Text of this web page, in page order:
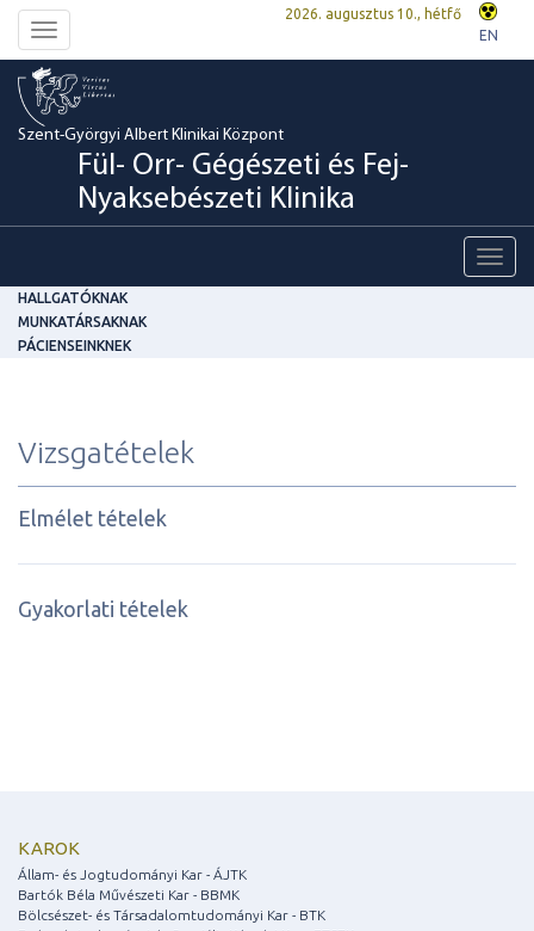
Toggle
navigation
2026. augusztus 10., hétfő
EN
Szent-Györgyi Albert Klinikai Központ
Fül- Orr- Gégészeti és Fej-
Nyaksebészeti Klinika
HALLGATÓKNAK
MUNKATÁRSAKNAK
PÁCIENSEINKNEK
Vizsgatételek
Elmélet tételek
Gyakorlati tételek
KAROK
Állam- és Jogtudományi Kar - ÁJTK
Bartók Béla Művészeti Kar - BBMK
Bölcsészet- és Társadalomtudományi Kar - BTK